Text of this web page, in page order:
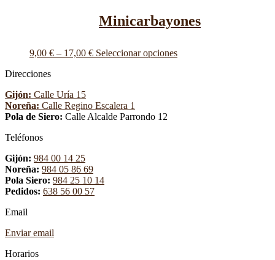
en
Minicarbayones
9,00 € – 17,00 € Seleccionar opcionesEste
Direcciones
Gijón: Calle Uría 15
Noreña: Calle Regino Escalera 1
Pola de Siero: Calle Alcalde Parrondo 12
Teléfonos
Gijón: 984 00 14 25
Noreña: 984 05 86 69
Pola Siero: 984 25 10 14
Pedidos: 638 56 00 57
Email
Enviar email
Horarios